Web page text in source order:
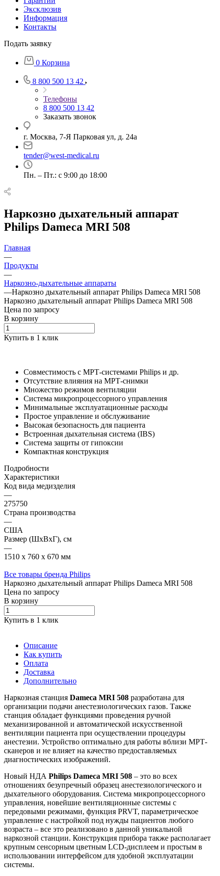
Эксклюзив
Информация
Контакты
Подать заявку
0 Корзина
8 800 500 13 42
Телефоны
8 800 500 13 42
Заказать звонок
г. Москва, 7-Я Парковая ул, д. 24а
tender@west-medical.ru
Пн. – Пт.: с 9:00 до 18:00
Наркозно дыхательный аппарат
Philips Dameca MRI 508
Главная
—
Продукты
—
Наркозно-дыхательные аппараты
—Наркозно дыхательный аппарат Philips Dameca MRI 508
Наркозно дыхательный аппарат Philips Dameca MRI 508
Цена по запросу
В корзину
Купить в 1 клик
Совместимость с МРТ-системами Philips и др.
Отсутствие влияния на МРТ-снимки
Множество режимов вентиляции
Система микропроцессорного управления
Минимальные эксплуатационные расходы
Простое управление и обслуживание
Высокая безопасность для пациента
Встроенная дыхательная система (IBS)
Система защиты от гипоксии
Компактная конструкция
Подробности
Характеристики
Код вида медизделия
—
275750
Страна производства
—
США
Размер (ШxВxГ), см
—
1510 x 760 x 670 мм
Все товары бренда Philips
Наркозно дыхательный аппарат Philips Dameca MRI 508
Цена по запросу
В корзину
Купить в 1 клик
Описание
Как купить
Оплата
Доставка
Дополнительно
Наркозная станция Dameca MRI 508 разработана для
организации подачи анестезиологических газов. Также
станция обладает функциями проведения ручной
механизированной и автоматической искусственной
вентиляции пациента при осуществлении процедуры
анестезии. Устройство оптимально для работы вблизи МРТ-
сканеров и не влияет на качество предоставляемых
диагностических изображений.
Новый НДА Philips Dameca MRI 508 – это во всех
отношениях безупречный образец анестезиологического и
дыхательного оборудования. Система микропроцессорного
управления, новейшие вентиляционные системы с
передовыми режимами, функция PRVT, параметрическое
управление с настройкой под нужды пациентов любого
возраста – все это реализовано в данной уникальной
наркозной станции. Конструкция прибора также располагает
крупным сенсорным цветным LCD-дисплеем и простым в
использовании интерфейсом для удобной эксплуатации
системы.